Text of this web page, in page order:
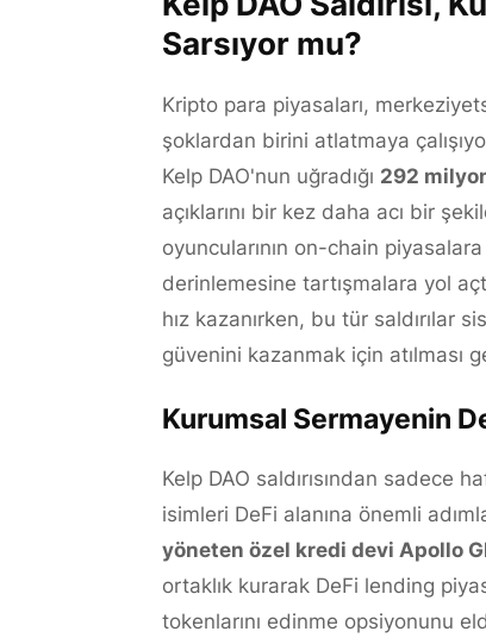
Sarsıyor mu?
Kripto para piyasaları,
şoklardan birini atlatmaya
Kelp DAO'nun uğradığı 292
açıklarını bir kez daha acı bir
oyuncularının on-chain
derinlemesine tartışmalara yol
hız kazanırken, bu tür saldırılar
güvenini kazanmak için atılması
Kurumsal Sermayenin
Kelp DAO saldırısından sadece
isimleri DeFi alanına önemli
yöneten özel kredi devi Apollo
ortaklık kurarak DeFi lending
tokenlarını edinme opsiyonunu